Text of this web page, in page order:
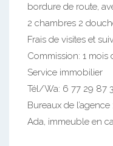
bordure de route,
2 chambres 2
Frais de visites et
Commission: 1 mois
Service immobilier
Tél/Wa: 6 77 29 87
Bureaux de
Ada, immeuble en